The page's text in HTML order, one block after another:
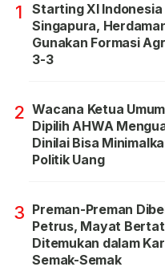
1
Starting XI Indonesia
Singapura,
Gunakan Formasi
3-3
2 Wacana Ketua
Dipilih AHWA
Dinilai Bisa
Politik Uang
3 Preman-Preman
Petrus, Mayat
Ditemukan dalam
Semak-Semak